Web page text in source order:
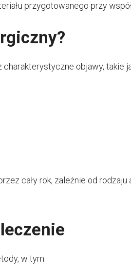
przygotowanego przy
objawy, takie
cały rok, zależnie od rodzaju
w tym: